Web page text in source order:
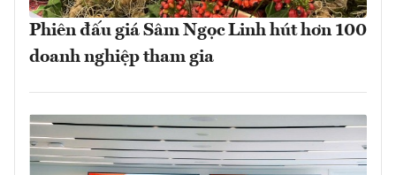
Phiên đấu giá Sâm Ngọc Linh hút hơn 100
doanh nghiệp tham gia